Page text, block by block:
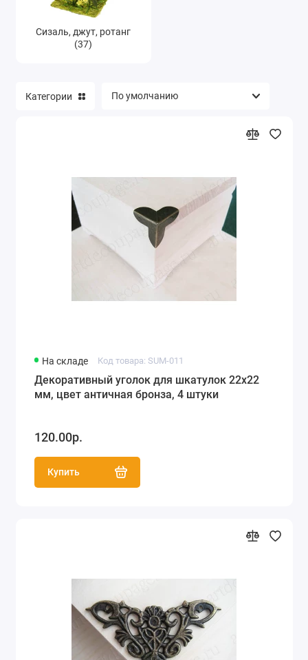
Сизаль, джут, ротанг
(37)
Категории
На складе Код товара: SUM-011
Декоративный уголок для шкатулок 22х22
мм, цвет античная бронза, 4 штуки
120.00р.
Купить